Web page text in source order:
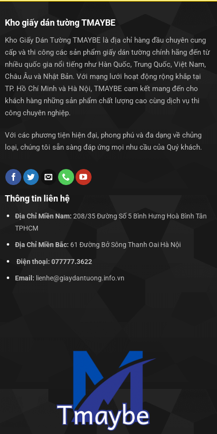
Kho giấy dán tường TMAYBE
Kho Giấy Dán Tường TMAYBE là địa chỉ hàng đầu chuyên cung
cấp và thi công các sản phẩm giấy dán tường chính hãng đến từ
nhiều quốc gia nổi tiếng như Hàn Quốc, Trung Quốc, Việt Nam,
Châu Âu và Nhật Bản. Với mạng lưới hoạt động rộng khắp tại
TP. Hồ Chí Minh và Hà Nội, TMAYBE cam kết mang đến cho
khách hàng những sản phẩm chất lượng cao cùng dịch vụ thi
công chuyên nghiệp.
Với các phương tiện hiện đại, phong phú và đa dạng về chủng
loại, chúng tôi sẵn sàng đáp ứng mọi nhu cầu của Quý khách.
Thông tin liên hệ
Địa Chỉ Miền Nam: 208/35 Đường Số 5 Bình Hưng Hoà Bình Tân
TPHCM
Địa Chỉ Miền Bắc: 61 Đường Bở Sông Thanh Oai Hà Nội
Điện thoại: 077777.3622
Email: lienhe@giaydantuong.info.vn